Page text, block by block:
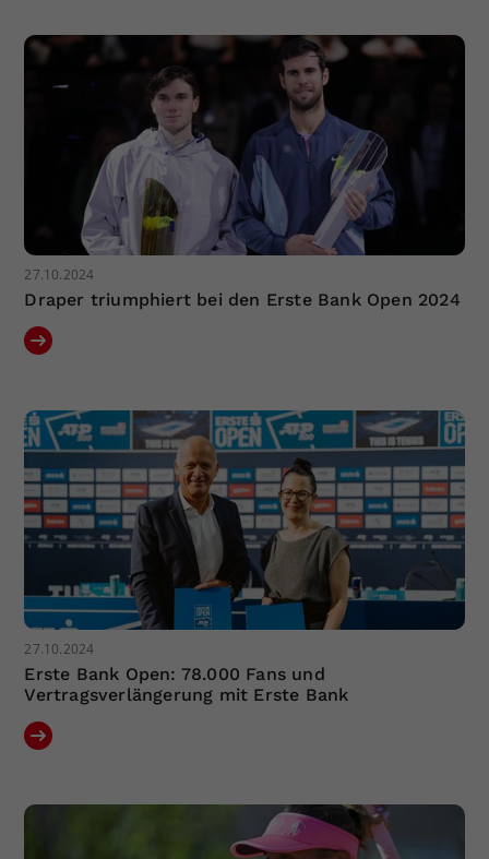
27.10.2024
Draper triumphiert bei den Erste Bank Open 2024
27.10.2024
Erste Bank Open: 78.000 Fans und
Vertragsverlängerung mit Erste Bank